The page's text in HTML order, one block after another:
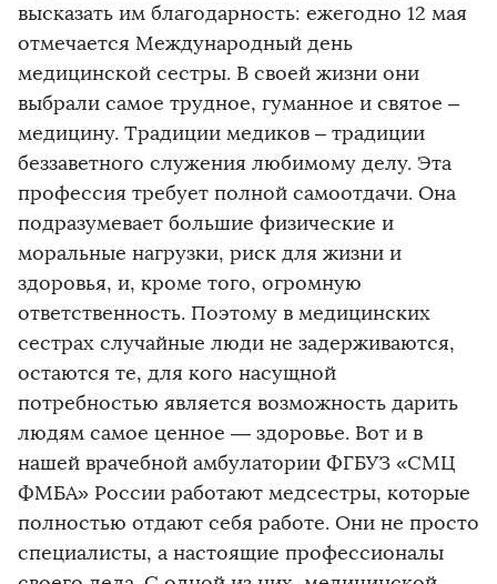
высказать им благодарность: ежегодно 12 мая
отмечается Международный день
медицинской сестры. В своей жизни они
выбрали самое трудное, гуманное и святое –
медицину. Традиции медиков – традиции
беззаветного служения любимому делу. Эта
профессия требует полной самоотдачи. Она
подразумевает большие физические и
моральные нагрузки, риск для жизни и
здоровья, и, кроме того, огромную
ответственность. Поэтому в медицинских
сестрах случайные люди не задерживаются,
остаются те, для кого насущной
потребностью является возможность дарить
людям самое ценное — здоровье. Вот и в
нашей врачебной амбулатории ФГБУЗ «СМЦ
ФМБА» России работают медсестры, которые
полностью отдают себя работе. Они не просто
специалисты, а настоящие профессионалы